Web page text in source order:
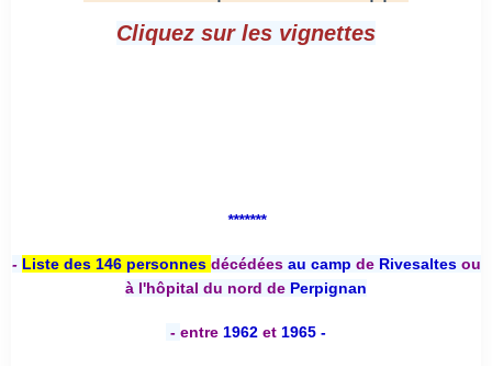
Cliquez sur les vignettes
*******
- Liste des 146 personnes décédées au camp deRivesaltesou
à l'hôpital du nord de Perpignan
- entre 1962 et 1965 -